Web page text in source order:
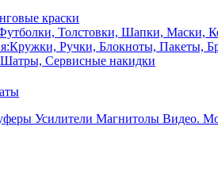
краски
Толстовки, Шапки, Маски,
Ручки, Блокноты, Пакеты,
Сервисные накидки
Усилители Магнитолы Видео.